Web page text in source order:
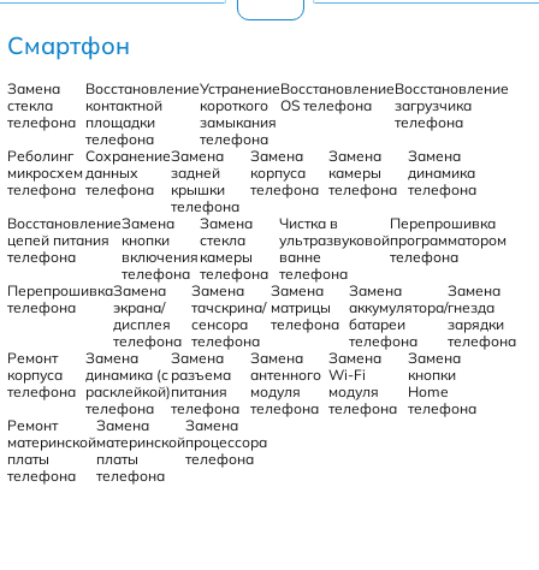
Смартфон
Замена
стекла
телефона
Восстановление
контактной
площадки
телефона
Устранение
короткого
замыкания
телефона
Восстановление
OS телефона
Восстановление
загрузчика
телефона
Реболинг
микросхем
телефона
Сохранение
данных
телефона
Замена
задней
крышки
телефона
Замена
корпуса
телефона
Замена
камеры
телефона
Замена
динамика
телефона
Восстановление
цепей питания
телефона
Замена
кнопки
включения
телефона
Замена
стекла
камеры
телефона
Чистка в
ультразвуковой
ванне
телефона
Перепрошивка
программатором
телефона
Перепрошивка
телефона
Замена
экрана/
дисплея
телефона
Замена
тачскрина/
сенсора
телефона
Замена
матрицы
телефона
Замена
аккумулятора/
батареи
телефона
Замена
гнезда
зарядки
телефона
Ремонт
корпуса
телефона
Замена
динамика (с
расклейкой)
телефона
Замена
разъема
питания
телефона
Замена
антенного
модуля
телефона
Замена
Wi-Fi
модуля
телефона
Замена
кнопки
Home
телефона
Ремонт
материнской
платы
телефона
Замена
материнской
платы
телефона
Замена
процессора
телефона